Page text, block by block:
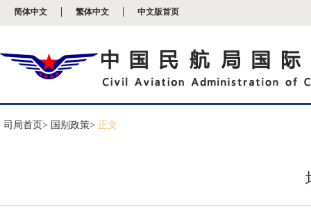
简体中文 繁体中文 中文版首页
司局首页> 国别政策> 正文
开
说
明
页
浪